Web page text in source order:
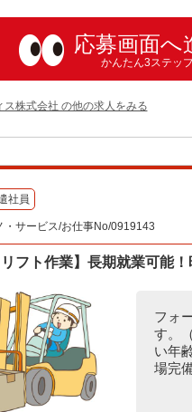
応募画面へ
かんたん3ステップ
ス株式会社 の他の求人をみる
社員
・サービス/お仕事No/0919143
リフト作業】長期就業可能
フォ
す。
い年
場完